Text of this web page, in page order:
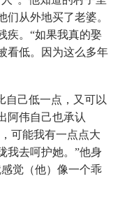
们从外地买了老婆。
疾。“如果我真的娶
看低。因为这么多年
自己低一点，又可以
阿伟自己也承认
可能我有一点点大
我去呵护她。”他身
觉（他）像一个乖